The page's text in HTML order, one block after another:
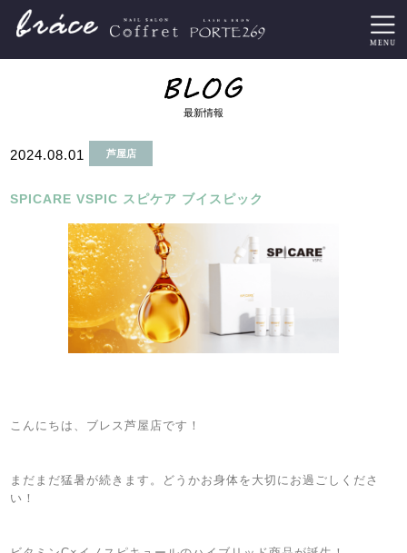
最新情報
2024.08.01 芦屋店
SPICARE VSPIC スピケア ブイスピック
こんにちは、ブレス芦屋店です！
まだまだ猛暑が続きます。どうかお身体を大切にお過ごしくださ
い！